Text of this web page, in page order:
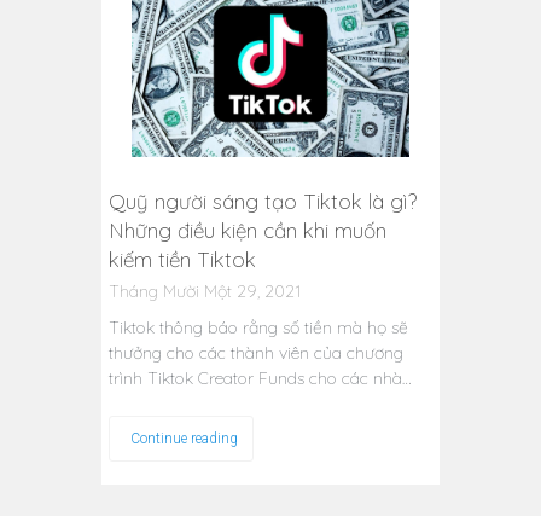
Quỹ người sáng tạo Tiktok là gì?
Những điều kiện cần khi muốn
kiếm tiền Tiktok
Tháng Mười Một 29, 2021
Tiktok thông báo rằng số tiền mà họ sẽ
thưởng cho các thành viên của chương
trình Tiktok Creator Funds cho các nhà…
Continue reading